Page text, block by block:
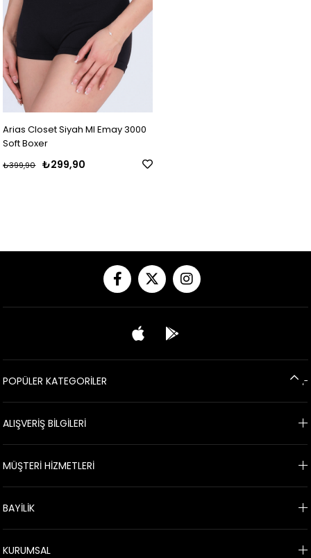
Arias Closet Siyah MI Emay 3000
Soft Boxer
₺299,90
₺399,90
POPÜLER KATEGORİLER
ALIŞVERİŞ BİLGİLERİ
MÜŞTERİ HİZMETLERİ
BAYİLİK
KURUMSAL